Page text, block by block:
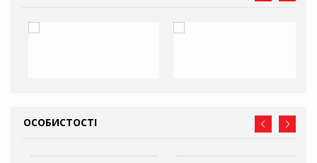
ОСОБИСТОСТІ